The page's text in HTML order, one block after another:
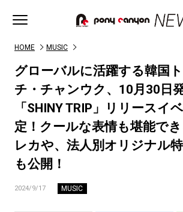
HOME MUSIC
グローバルに活躍する韓国
チ・チャンウク、10月30日
「SHINY TRIP」リリースイ
定！クールな表情も堪能でき
レカや、法人別オリジナル
も公開！
2024/9/17 MUSIC